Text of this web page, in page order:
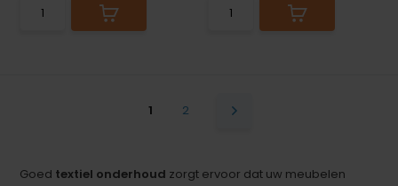
1 2
Goed textiel onderhoud zorgt ervoor dat uw meubelen